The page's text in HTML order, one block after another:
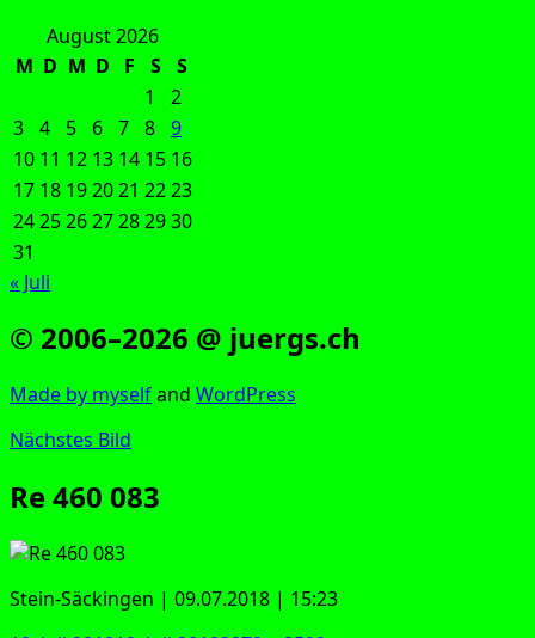
August 2026
M D M D F S
S
1
2
3 4 5 6 7 8 9
10 11 12 13 14 15 16
17 18 192021 2223
24252627282930
31
« Juli
© 2006–2026 @ juergs.ch
Made by mys­elfand Word­Press
Nächstes Bild
Re 460 083
Stein-Säckin­gen | 09.07.2018 | 15:23